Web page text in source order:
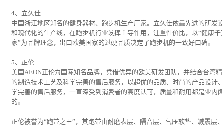
4、立久佳
中国浙江地区知名的健身器材、跑步机生产厂家。立久佳依靠先进的研发
和现代化的生产线，在跑步机行业发挥主导作用，注重性价比，以“健康千
家”为品牌理念，出口欧美国家的过硬品质决定了跑步机的一致好口碑。
5、正伦
美国AEON正伦为国际知名品牌，凭借优异的欧美研发团队，并结合台湾
的制造技术工艺及科学完善的售后服务，以超优的品质、时尚的产品设计
学完善的售后服务，一直深受到消费者的高度认可，质量和耐用都是业内
的。
正伦被誉为“跑带之王”，其跑带由耐磨表层、隔音层、气压软垫、减震层